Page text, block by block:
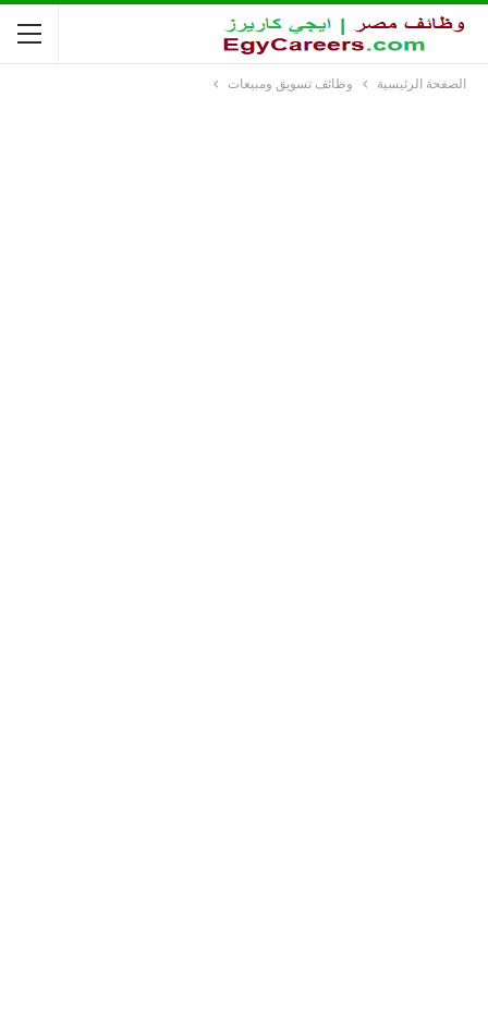
الصفحة الرئيسية وظائف تسويق ومبيعات